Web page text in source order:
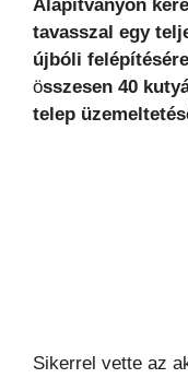
Alapítványon
tavasszal egy
újbóli
összesen 40
telep
Sikerrel vette az